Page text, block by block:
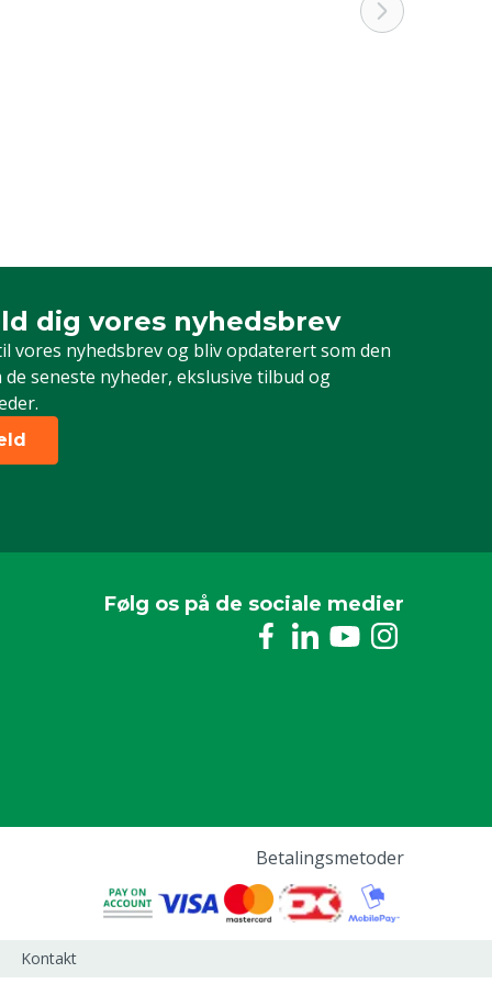
dig vores nyhedsbrev
vores nyhedsbrev og bliv opdaterert som den
seneste nyheder, ekslusive tilbud og
vores nyhedsbrev
Følg os på de sociale medier
Betalingsmetoder
Kontakt